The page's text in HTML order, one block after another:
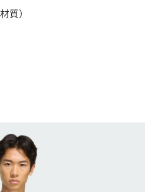
質）